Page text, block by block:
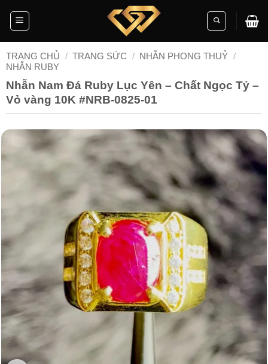
TRANG CHỦ / TRANG SỨC / NHẪN PHONG THUỶ /
NHẪN RUBY
Nhẫn Nam Đá Ruby Lục Yên – Chất Ngọc Tỷ –
Vỏ vàng 10K #NRB-0825-01